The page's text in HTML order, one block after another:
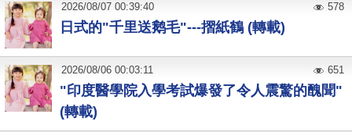
日式的"千里送鹅毛"---摺紙鶴 (轉載)
2026/08/07 00:39:40 578
"印度醫學院入學考試爆發了令人震驚的醜聞"
(轉載)
2026/08/06 00:03:11 651